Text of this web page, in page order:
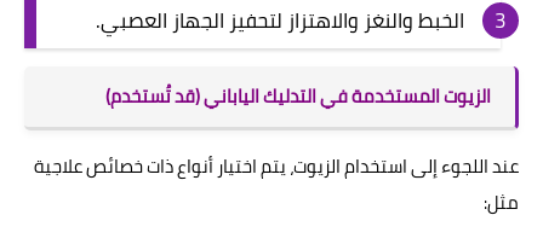
الخبط والنغز والاهتزاز لتحفيز الجهاز العصبي.
الزيوت المستخدمة في التدليك الياباني (قد تُستخدم)
عند اللجوء إلى استخدام الزيوت، يتم اختيار أنواع ذات خصائص علاجية
مثل: